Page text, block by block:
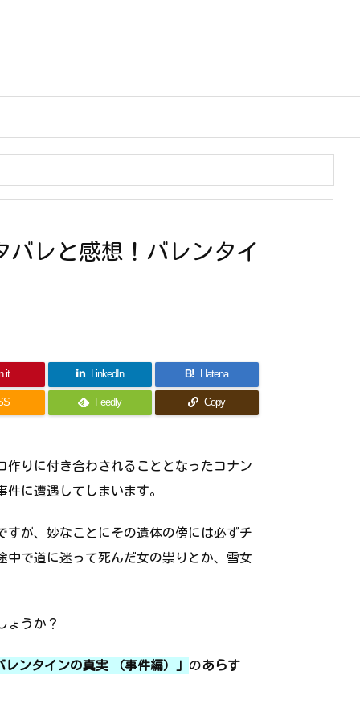
レと感想！バレンタイ
it LinkedIn B! Hatena
Feedly Copy
りに付き合わされることとなったコナン
に遭遇してしまいます。
が、妙なことにその遺体の傍には必ずチ
で道に迷って死んだ女の祟りとか、雪女
ょうか？
ンタインの真実 （事件編）」 のあらす